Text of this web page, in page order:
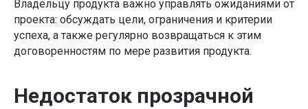
Владельцу продукта важно управлять ожиданиями от
проекта: обсуждать цели, ограничения и критерии
успеха, а также регулярно возвращаться к этим
договоренностям по мере развития продукта.
Недостаток прозрачной